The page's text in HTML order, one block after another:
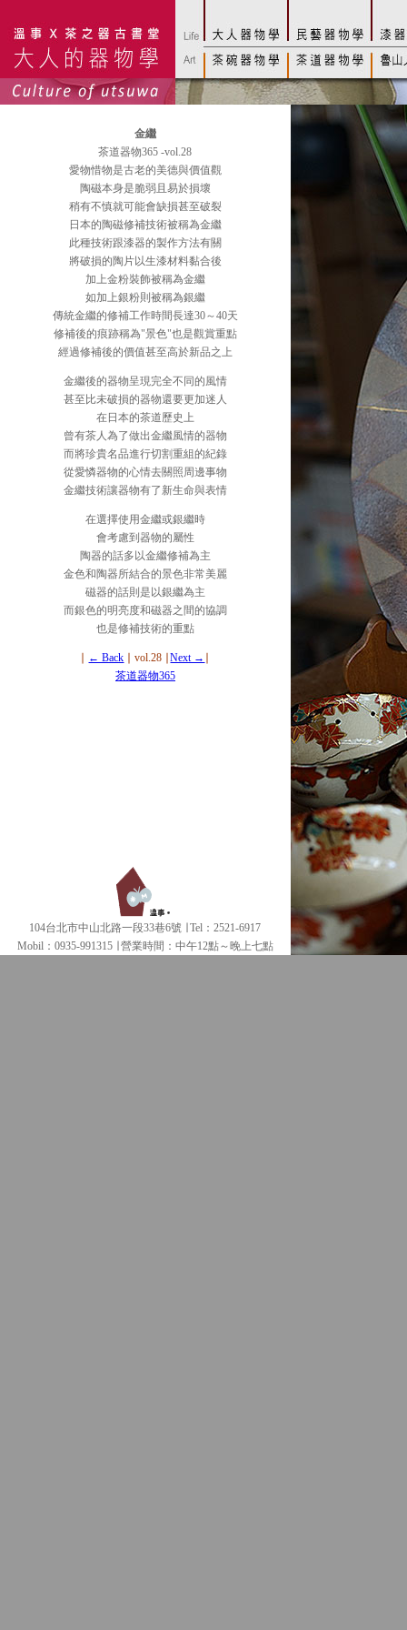
金繼
茶道器物365 -vol.28
愛物惜物是古老的美德與價值觀
陶磁本身是脆弱且易於損壞
稍有不慎就可能會缺損甚至破裂
日本的陶磁修補技術被稱為金繼
此種技術跟漆器的製作方法有關
將破損的陶片以生漆材料黏合後
加上金粉裝飾被稱為金繼
如加上銀粉則被稱為銀繼
傳統金繼的修補工作時間長達30～40天
修補後的痕跡稱為"景色"也是觀賞重點
經過修補後的價值甚至高於新品之上
金繼後的器物呈現完全不同的風情
甚至比未破損的器物還要更加迷人
在日本的茶道歷史上
曾有茶人為了做出金繼風情的器物
而將珍貴名品進行切割重組的紀錄
從愛憐器物的心情去關照周邊事物
金繼技術讓器物有了新生命與表情
在選擇使用金繼或銀繼時
會考慮到器物的屬性
陶器的話多以金繼修補為主
金色和陶器所結合的景色非常美麗
磁器的話則是以銀繼為主
而銀色的明亮度和磁器之間的協調
也是修補技術的重點
← Back ∣ vol.28 ∣Next →
茶道器物365
104台北市中山北路一段33巷6號 ∣ Tel：2521-6917
Mobil：0935-991315 ∣
營業時間：中午12點～晚上七點